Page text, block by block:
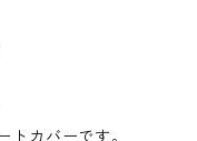
カバーです。